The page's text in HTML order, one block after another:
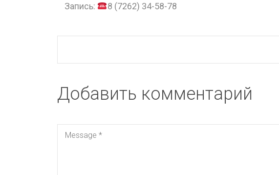
Запись:
8 (7262) 34-58-78
Добавить комментарий